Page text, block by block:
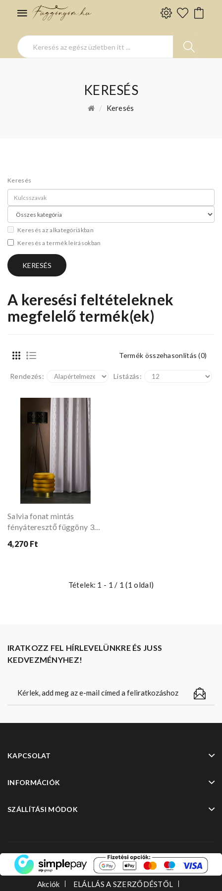
KERESÉS
Keresés
Keresés
Keresés az alkategóriákban
Keresés a termék leírásokban
A keresési feltételeknek
megfelelő termék(ek)
Termék összehasonlítás (0)
Rendezés: Listázás:
Salvia fonat mintás
fényáteresztő függöny 300
4,270 Ft
Tételek: 1 - 1 / 1 (1 oldal)
IRATKOZZ FEL HÍRLEVELÜNKRE ÉS JUSS
KEDVEZMÉNYHEZ!
KAPCSOLAT
INFORMÁCIÓK
SZÁLLÍTÁSI MÓDOK
Akciók ELÁLLÁS A SZERZŐDÉSTŐL